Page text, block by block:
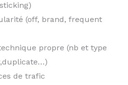
(off, brand, frequent
propre (nb et type
de trafic